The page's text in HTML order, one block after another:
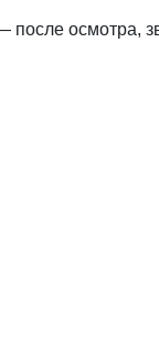
после осмотра,